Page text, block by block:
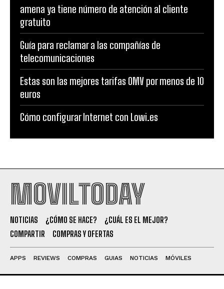
amena ya tiene número de atención al cliente
gratuito
Guía para reclamar a las compañías de
telecomunicaciones
Estas son las mejores tarifas OMV por menos de 10
euros
Cómo configurar Internet con Lowi.es
MOVILTODAY
NOTICIAS ¿CÓMO SE HACE?
¿CUÁL ES EL MEJOR?
COMPARTIR
COMPRAS Y OFERTAS
APPS REVIEWS COMPRAS GUIAS NOTICIAS MÓVILES